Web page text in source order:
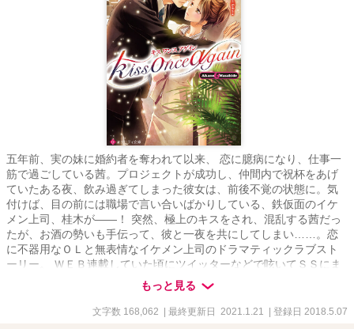
五年前、実の妹に婚約者を奪われて以来、 恋に臆病になり、仕事一
筋で過ごしている茜。プロジェクトが成功し、仲間内で祝杯をあげ
ていたある夜、飲み過ぎてしまった彼女は、前後不覚の状態に。気
付けば、目の前には職場で言い合いばかりしている、鉄仮面のイケ
メン上司、桂木が――！ 突然、極上のキスをされ、混乱する茜だっ
たが、お酒の勢いも手伝って、彼と一夜を共にしてしまい……。恋
に不器用なＯＬと無表情なイケメン上司のドラマティックラブスト
ーリー。 ＷＥＢ連載していた頃にツイッターなどで呟いてＳＳにま
とめていたデーターが出てきたので転載です。 ムーンライトノベル
ズ様にも一時期、番外編として掲載してました。 本当に短いＳＳの
もっと見る
文字数 168,062 | 最終更新日 2021.1.21 | 登録日 2018.5.07